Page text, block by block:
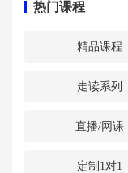
热门课程
精品课程
走读系列
直播/网课
定制1对1